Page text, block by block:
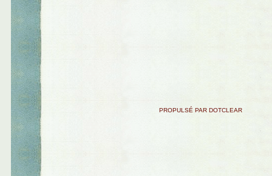
PROPULSÉ PAR DOTCLEAR